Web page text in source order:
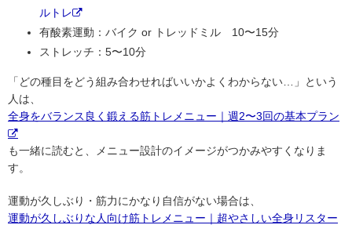
ルトレ
有酸素運動：バイク or トレッドミル 10〜15分
ストレッチ：5〜10分
「どの種目をどう組み合わせればいいかよくわからない…」という
人は、
全身をバランス良く鍛える筋トレメニュー｜週2〜3回の基本プラン
も一緒に読むと、メニュー設計のイメージがつかみやすくなりま
す。
運動が久しぶり・筋力にかなり自信がない場合は、
運動が久しぶりな人向け筋トレメニュー｜超やさしい全身リスター